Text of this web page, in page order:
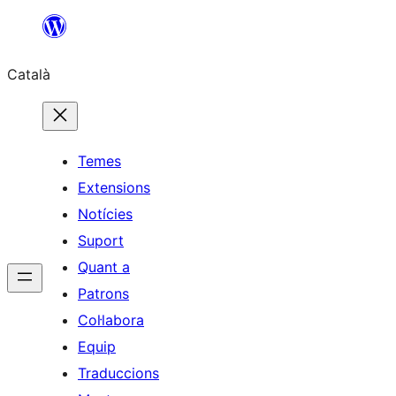
contingut
Català
Temes
Extensions
Notícies
Suport
Quant a
Patrons
Col·labora
Equip
Traduccions